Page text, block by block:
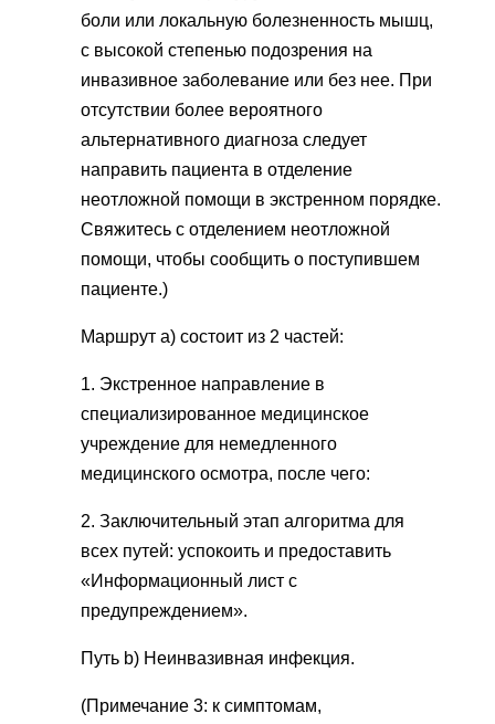
боли или локальную болезненность мышц,
с высокой степенью подозрения на
инвазивное заболевание или без нее. При
отсутствии более вероятного
альтернативного диагноза следует
направить пациента в отделение
неотложной помощи в экстренном порядке.
Свяжитесь с отделением неотложной
помощи, чтобы сообщить о поступившем
пациенте.)
Маршрут а) состоит из 2 частей:
1. Экстренное направление в
специализированное медицинское
учреждение для немедленного
медицинского осмотра, после чего:
2. Заключительный этап алгоритма для
всех путей: успокоить и предоставить
«Информационный лист с
предупреждением».
Путь b) Неинвазивная инфекция.
(Примечание 3: к симптомам,